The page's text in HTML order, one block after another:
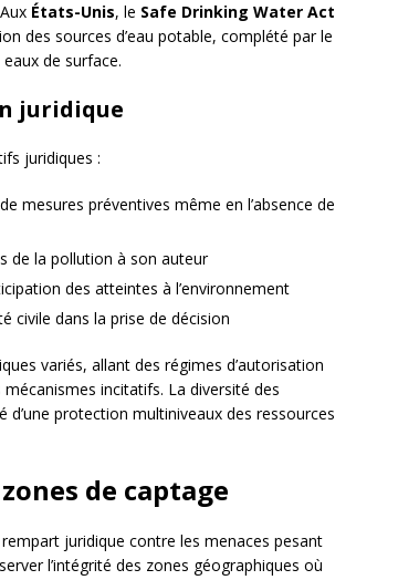
États-Unis, le Safe Drinking Water Act
des sources d’eau potable, complété par le
de surface.
juridique
juridiques :
mesures préventives même en l’absence de
de la pollution à son auteur
des atteintes à l’environnement
civile dans la prise de décision
variés, allant des régimes d’autorisation
incitatifs. La diversité des
protection multiniveaux des ressources
de captage
juridique contre les menaces pesant
l’intégrité des zones géographiques où